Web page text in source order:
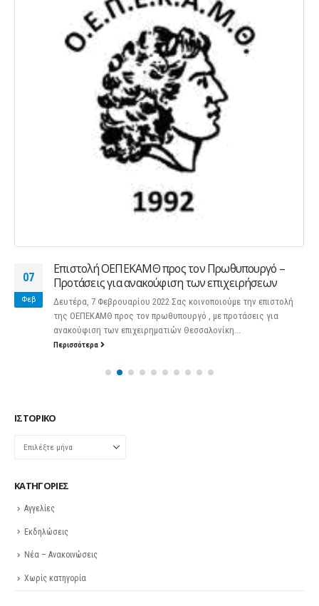
07
Φεβ
Επιστολή ΟΕΠΕΚΑΜΘ προς τον Πρωθυπουργό –
Προτάσεις για ανακούφιση των επιχειρήσεων
Δευτέρα, 7 Φεβρουαρίου 2022 Σας κοινοποιούμε την επιστολή
της ΟΕΠΕΚΑΜΘ προς τον πρωθυπουργό , με προτάσεις για
ανακούφιση των επιχειρηματιών Θεσσαλονίκη...
Περισσότερα
ΙΣΤΟΡΙΚΌ
KΑΤΗΓΟΡΊΕΣ
Αγγελίες
Εκδηλώσεις
Νέα – Ανακοινώσεις
Χωρίς κατηγορία